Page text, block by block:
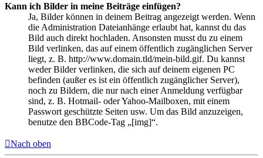
Kann ich Bilder in meine Beiträge einfügen?
Ja, Bilder können in deinem Beitrag angezeigt werden. Wenn
die Administration Dateianhänge erlaubt hat, kannst du das
Bild auch direkt hochladen. Ansonsten musst du zu einem
Bild verlinken, das auf einem öffentlich zugänglichen Server
liegt, z. B. http://www.domain.tld/mein-bild.gif. Du kannst
weder Bilder verlinken, die sich auf deinem eigenen PC
befinden (außer es ist ein öffentlich zugänglicher Server),
noch zu Bildern, die nur nach einer Anmeldung verfügbar
sind, z. B. Hotmail- oder Yahoo-Mailboxen, mit einem
Passwort geschützte Seiten usw. Um das Bild anzuzeigen,
benutze den BBCode-Tag „[img]“.
Nach oben